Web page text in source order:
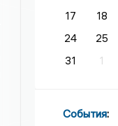
17
18
24
25
31
1
События: